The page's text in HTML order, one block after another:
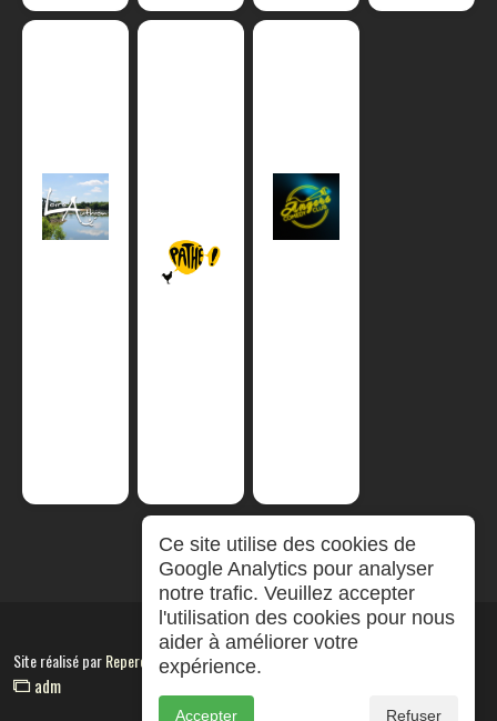
Site réalisé parRepereCom
adm
Ce site utilise des cookies de
Google Analytics pour analyser
notre trafic. Veuillez accepter
l'utilisation des cookies pour nous
aider à améliorer votre
expérience.
Accepter Refuser